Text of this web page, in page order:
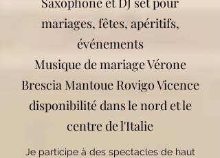
mariages, fêtes, apéritifs,
événements
Musique de mariage Vérone
Brescia Mantoue Rovigo Vicence
disponibilité dans le nord et le
centre de l'Italie
Je participe à des spectacles de haut